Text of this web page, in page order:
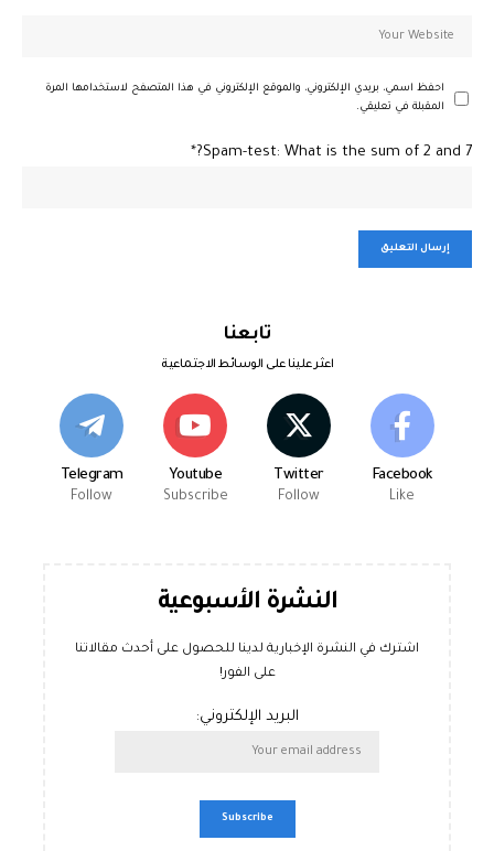
احفظ اسمي، بريدي الإلكتروني، والموقع الإلكتروني في هذا المتصفح لاستخدامها المرة
المقبلة في تعليقي.
Spam-test: What is the sum of 2 and 7?*
تابعنا
اعثر علينا على الوسائط الاجتماعية
Facebook
Like
Twitter
Follow
Youtube
Subscribe
Telegram
Follow
النشرة الأسبوعية
اشترك في النشرة الإخبارية لدينا للحصول على أحدث مقالاتنا
على الفور!
البريد الإلكتروني: